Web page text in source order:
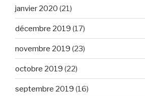
janvier 2020 (21)
décembre 2019 (17)
novembre 2019 (23)
octobre 2019 (22)
septembre 2019 (16)